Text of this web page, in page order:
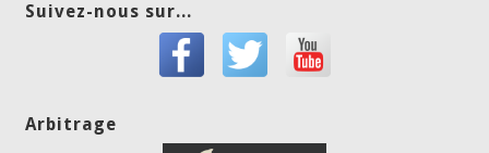
Suivez-nous sur...
Arbitrage